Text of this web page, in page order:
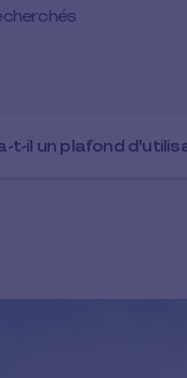
t-il un plafond